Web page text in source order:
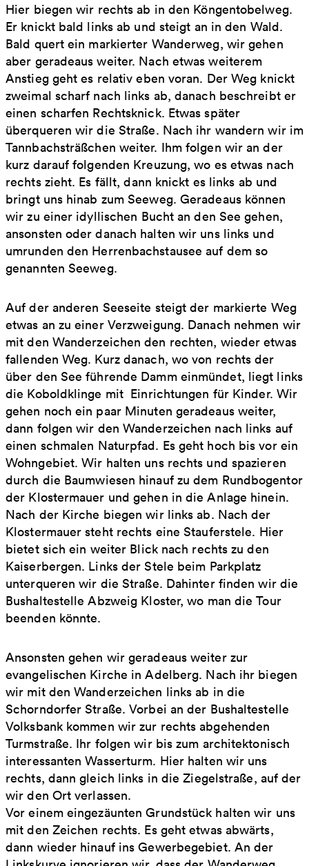
Hier biegen wir rechts ab in den Köngentobelweg.
Er knickt bald links ab und steigt an in den Wald.
Bald quert ein markierter Wanderweg, wir gehen
aber geradeaus weiter. Nach etwas weiterem
Anstieg geht es relativ eben voran. Der Weg knickt
zweimal scharf nach links ab, danach beschreibt er
einen scharfen Rechtsknick. Etwas später
überqueren wir die Straße. Nach ihr wandern wir im
Tannbachsträßchen weiter. Ihm folgen wir an der
kurz darauf folgenden Kreuzung, wo es etwas nach
rechts zieht. Es fällt, dann knickt es links ab und
bringt uns hinab zum Seeweg. Geradeaus können
wir zu einer idyllischen Bucht an den See gehen,
ansonsten oder danach halten wir uns links und
umrunden den Herrenbachstausee auf dem so
genannten Seeweg.
Auf der anderen Seeseite steigt der markierte Weg
etwas an zu einer Verzweigung. Danach nehmen wir
mit den Wanderzeichen den rechten, wieder etwas
fallenden Weg. Kurz danach, wo von rechts der
über den See führende Damm einmündet, liegt links
die Koboldklinge mit Einrichtungen für Kinder. Wir
gehen noch ein paar Minuten geradeaus weiter,
dann folgen wir den Wanderzeichen nach links auf
einen schmalen Naturpfad. Es geht hoch bis vor ein
Wohngebiet. Wir halten uns rechts und spazieren
durch die Baumwiesen hinauf zu dem Rundbogentor
der Klostermauer und gehen in die Anlage hinein.
Nach der Kirche biegen wir links ab. Nach der
Klostermauer steht rechts eine Stauferstele. Hier
bietet sich ein weiter Blick nach rechts zu den
Kaiserbergen. Links der Stele beim Parkplatz
unterqueren wir die Straße. Dahinter finden wir die
Bushaltestelle Abzweig Kloster, wo man die Tour
beenden könnte.
Ansonsten gehen wir geradeaus weiter zur
evangelischen Kirche in Adelberg. Nach ihr biegen
wir mit den Wanderzeichen links ab in die
Schorndorfer Straße. Vorbei an der Bushaltestelle
Volksbank kommen wir zur rechts abgehenden
Turmstraße. Ihr folgen wir bis zum architektonisch
interessanten Wasserturm. Hier halten wir uns
rechts, dann gleich links in die Ziegelstraße, auf der
wir den Ort verlassen.
Vor einem eingezäunten Grundstück halten wir uns
mit den Zeichen rechts. Es geht etwas abwärts,
dann wieder hinauf ins Gewerbegebiet. An der